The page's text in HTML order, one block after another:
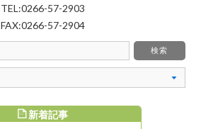
TEL:0266-57-2903
FAX:0266-57-2904
新着記事